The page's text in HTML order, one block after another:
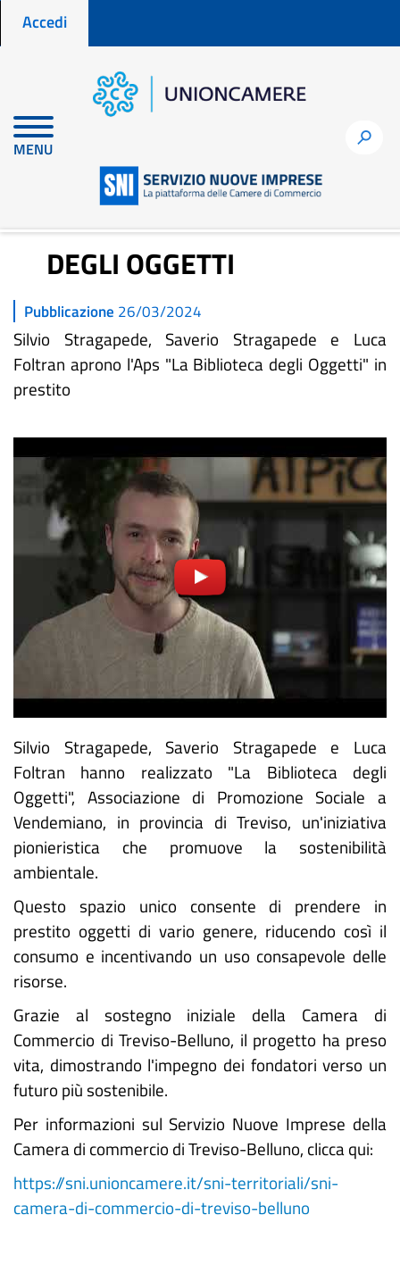
Menu profilo utente
Accedi
MENU
h
Home
ATIPICO – BIBLIOTECA DEGLI OGGETTI
ATIPICO – BIBLIOTECA
DEGLI OGGETTI
Pubblicazione 26/03/2024
Silvio Stragapede, Saverio Stragapede e Luca
Foltran aprono l'Aps "La Biblioteca degli Oggetti" in
prestito
correlato
URL
Silvio Stragapede, Saverio Stragapede e Luca
Foltran hanno realizzato "La Biblioteca degli
Oggetti", Associazione di Promozione Sociale a
Vendemiano, in provincia di Treviso, un'iniziativa
pionieristica che promuove la sostenibilità
ambientale.
Questo spazio unico consente di prendere in
prestito oggetti di vario genere, riducendo così il
consumo e incentivando un uso consapevole delle
risorse.
Grazie al sostegno iniziale della Camera di
Commercio di Treviso-Belluno, il progetto ha preso
vita, dimostrando l'impegno dei fondatori verso un
futuro più sostenibile.
Per informazioni sul Servizio Nuove Imprese della
Camera di commercio di Treviso-Belluno, clicca qui:
https://sni.unioncamere.it/sni-territoriali/sni-
camera-di-commercio-di-treviso-belluno